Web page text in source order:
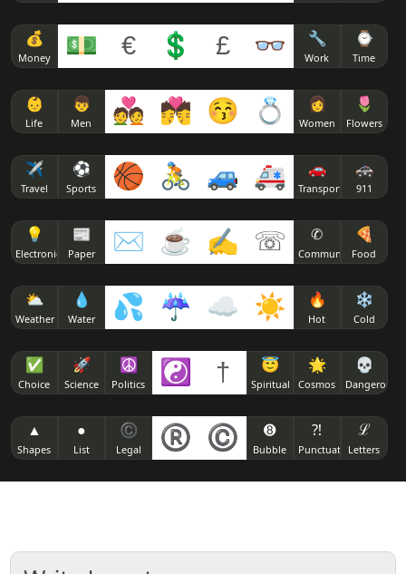
🚓
911
✅
Choice
💰
Money
☮
Politics
➑
Bubble
©
Legal
ℒ
Letters
⁈
Punctuation
●
List
▲
Shapes
🍕
Food
👶
Life
👩
Women
👦
Men
🌷
Flowers
⛅
Weather
💧
Water
🔥
Hot
❄
Cold
⚽
Sports
🚗
Transport
✈
Travel
💀
Dangerous
🌟
Cosmos
😇
Spiritual
📰
Paper
🔧
Work
💡
Electronics
✆
Communicate
⌚
Time
🚀
Science †
👓
💦 ☀
☔
💍
£
💲
💵 €
🏀 🚙 🚑
🚴
☯
©
☏
®
✉
☁
✍
☕
😚
💑 💏